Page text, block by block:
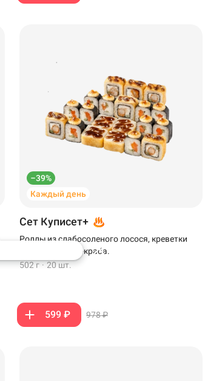
–39%
Каждый день
Сет Куписет+
Роллы из слабосоленого лосося, креветки
темпуры и крем-краба.
502 г · 20 шт.
599 ₽ 978 ₽